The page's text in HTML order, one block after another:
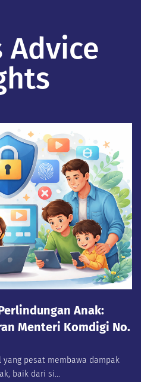
Advice
Anak:
Menteri Komdigi No.
pesat membawa dampak
baik dari si...